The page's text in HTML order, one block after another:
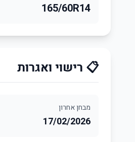
165/60R14
📋 רישוי ואגרות
מבחן אחרון
17/02/2026